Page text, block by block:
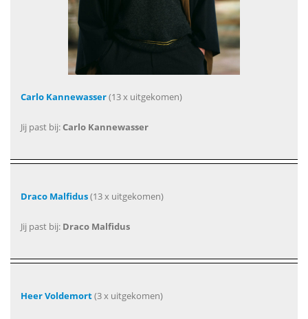
Carlo Kannewasser(13 x uitgekomen)
Jij past bij:Carlo Kannewasser
Draco Malfidus(13 x uitgekomen)
Jij past bij: Draco Malfidus
Heer Voldemort(3 x uitgekomen)